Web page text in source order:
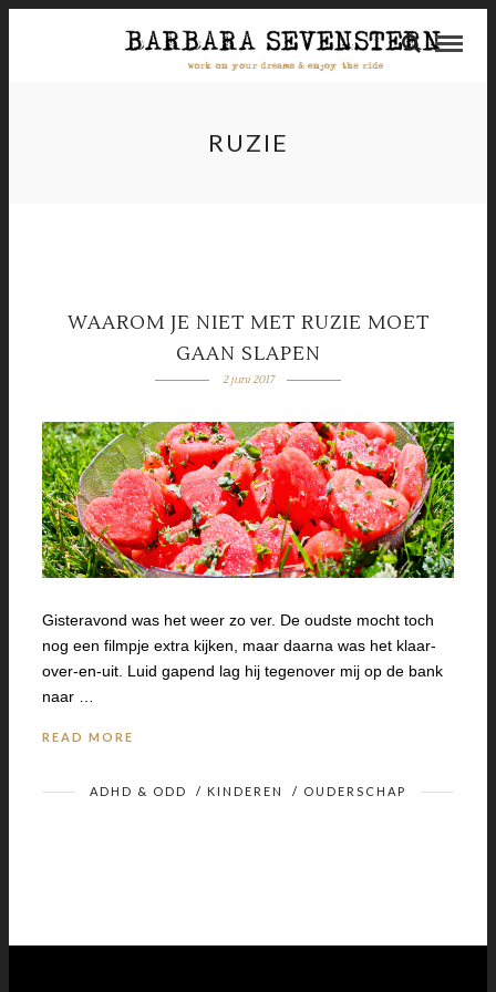
RUZIE
WAAROM JE NIET MET RUZIE MOET
GAAN SLAPEN
2 juni 2017
Gisteravond was het weer zo ver. De oudste mocht toch
nog een filmpje extra kijken, maar daarna was het klaar-
over-en-uit. Luid gapend lag hij tegenover mij op de bank
naar …
READ MORE
ADHD & ODD / KINDEREN / OUDERSCHAP